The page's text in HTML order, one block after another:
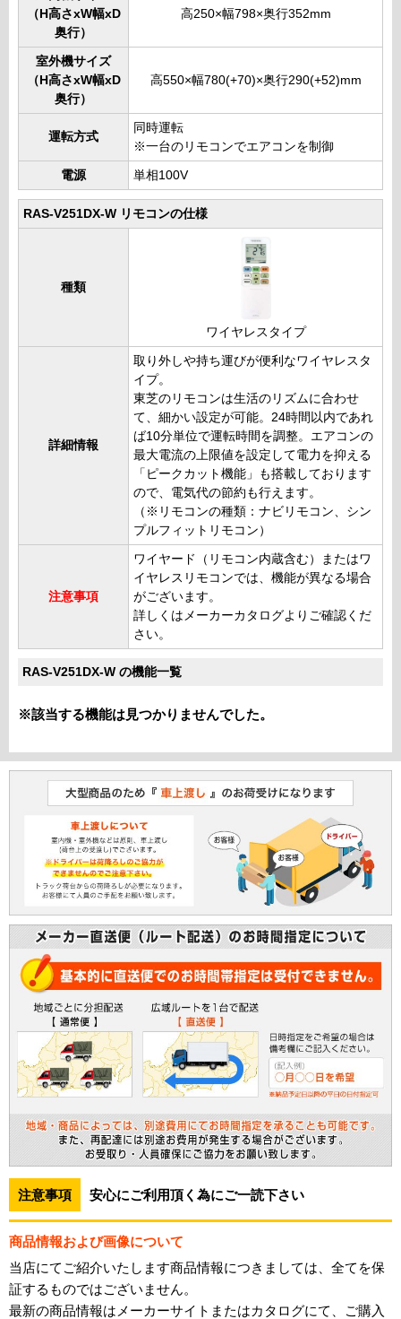
（H高さxW幅xD
奥行）
高250×幅798×奥行352mm
室外機サイズ
（H高さxW幅xD
奥行）
高550×幅780(+70)×奥行290(+52)mm
運転方式
同時運転
※一台のリモコンでエアコンを制御
電源 単相100V
RAS-V251DX-W リモコンの仕様
種類
ワイヤレスタイプ
詳細情報
取り外しや持ち運びが便利なワイヤレスタ
イプ。
東芝のリモコンは生活のリズムに合わせ
て、細かい設定が可能。24時間以内であれ
ば10分単位で運転時間を調整。エアコンの
最大電流の上限値を設定して電力を抑える
「ピークカット機能」も搭載しております
ので、電気代の節約も行えます。
（※リモコンの種類：ナビリモコン、シン
プルフィットリモコン）
注意事項
ワイヤード（リモコン内蔵含む）またはワ
イヤレスリモコンでは、機能が異なる場合
がございます。
詳しくはメーカーカタログよりご確認くだ
さい。
RAS-V251DX-W の機能一覧
※該当する機能は見つかりませんでした。
注意事項 安心にご利用頂く為にご一読下さい
商品情報および画像について
当店にてご紹介いたします商品情報につきましては、全てを保
証するものではございません。
最新の商品情報はメーカーサイトまたはカタログにて、ご購入